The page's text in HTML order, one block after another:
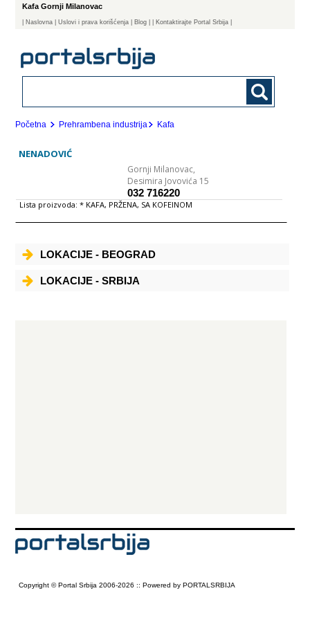
Kafa Gornji Milanovac
Naslovna | Uslovi i prava korišćenja Blog | Kontaktirajte Portal Srbija |
Početna Prehrambena industrija Kafa
NENADOVIĆ
Gornji Milanovac,
Desimira Jovovića 15
032 716220
Lista proizvoda: * KAFA, PRŽENA, SA KOFEINOM
LOKACIJE - BEOGRAD
LOKACIJE - SRBIJA
Copyright © Portal Srbija 2006-2026 :: Powered by PORTALSRBIJA